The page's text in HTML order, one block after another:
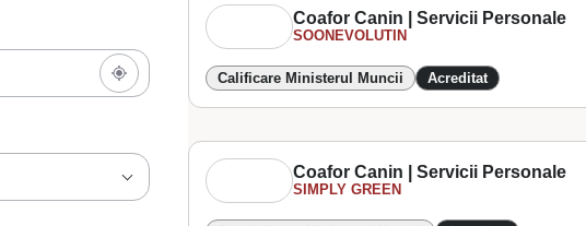
Coafor Canin | Servicii Personale
SOONEVOLUTIN
Calificare Ministerul Muncii Acreditat
Coafor Canin | Servicii Personale
SIMPLY GREEN